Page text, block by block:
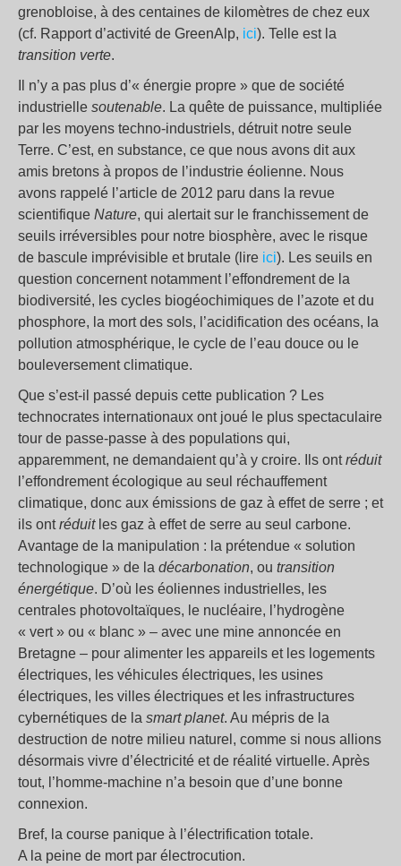
grenobloise, à des centaines de kilomètres de chez eux
(cf. Rapport d’activité de GreenAlp, ici). Telle est la
transition verte.
Il n’y a pas plus d’« énergie propre » que de société
industrielle soutenable. La quête de puissance, multipliée
par les moyens techno-industriels, détruit notre seule
Terre. C’est, en substance, ce que nous avons dit aux
amis bretons à propos de l’industrie éolienne. Nous
avons rappelé l’article de 2012 paru dans la revue
scientifique Nature, qui alertait sur le franchissement de
seuils irréversibles pour notre biosphère, avec le risque
de bascule imprévisible et brutale (lire ici). Les seuils en
question concernent notamment l’effondrement de la
biodiversité, les cycles biogéochimiques de l’azote et du
phosphore, la mort des sols, l’acidification des océans, la
pollution atmosphérique, le cycle de l’eau douce ou le
bouleversement climatique.
Que s’est-il passé depuis cette publication ? Les
technocrates internationaux ont joué le plus spectaculaire
tour de passe-passe à des populations qui,
apparemment, ne demandaient qu’à y croire. Ils ontréduit
l’effondrement écologique au seul réchauffement
climatique, donc aux émissions de gaz à effet de serre ; et
ils ontréduitles gaz à effet de serre au seul carbone.
Avantage de la manipulation : la prétendue « solution
technologique » de la décarbonation, ou transition
énergétique. D’où les éoliennes industrielles, les
centrales photovoltaïques, le nucléaire, l’hydrogène
« vert » ou « blanc » – avec une mine annoncée en
Bretagne – pour alimenter les appareils et les logements
électriques, les véhicules électriques, les usines
électriques, les villes électriques et les infrastructures
cybernétiques de la smart planet. Au mépris de la
destruction de notre milieu naturel, comme si nous allions
désormais vivre d’électricité et de réalité virtuelle. Après
tout, l’homme-machine n’a besoin que d’une bonne
connexion.
Bref, la course panique à l’électrification totale.
A la peine de mort par électrocution.